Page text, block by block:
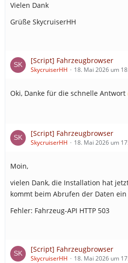
Vielen Dank
Grüße SkycruiserHH
[Script] Fahrzeugbrowser
SkycruiserHH 18. Mai 2026 um
Oki, Danke für die schnelle Antwort
[Script] Fahrzeugbrowser
SkycruiserHH 18. Mai 2026 um
Moin,
vielen Dank, die Installation hat
kommt beim Abrufen der Daten ein
Fehler: Fahrzeug-API HTTP 503
[Script] Fahrzeugbrowser
SkycruiserHH 18. Mai 2026 um